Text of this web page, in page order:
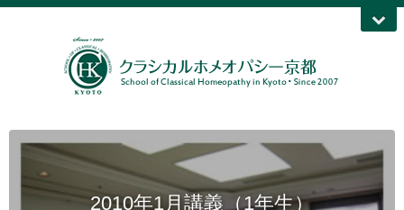
2010年1月講義（1年生）